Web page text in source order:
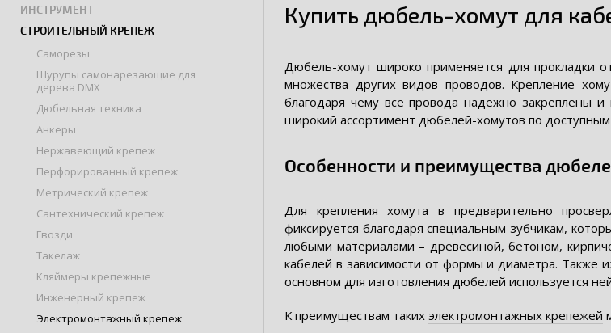
ИНСТРУМЕНТ
СТРОИТЕЛЬНЫЙ КРЕПЕЖ
Саморезы
Шурупы самонарезающие для
дерева DMX
Дюбельная техника
Анкеры
Нержавеющий крепеж
Перфорированный крепеж
Метрический крепеж
Сантехнический крепеж
Гвозди
Такелаж
Кляймеры крепежные
Инженерный крепеж
Электромонтажный крепеж
Купить дюбель-хомут для
Дюбель-хомут широко применяется для прокладки
множества других видов проводов. Крепление
благодаря чему все провода надежно закреплены
широкий ассортимент дюбелей-хомутов по доступным
Особенности и преимущества
Для крепления хомута в предварительно
фиксируется благодаря специальным зубчикам,
любыми материалами – древесиной, бетоном,
кабелей в зависимости от формы и диаметра. Также
основном для изготовления дюбелей используется
К преимуществам таких электромонтажных крепежей